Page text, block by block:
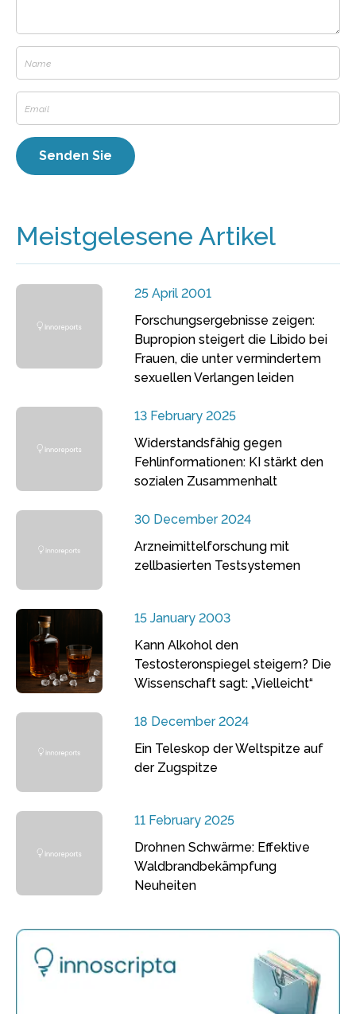
Meistgelesene Artikel
25 April 2001
Forschungsergebnisse zeigen:
Bupropion steigert die Libido bei
Frauen, die unter vermindertem
sexuellen Verlangen leiden
13 February 2025
Widerstandsfähig gegen
Fehlinformationen: KI stärkt den
sozialen Zusammenhalt
30 December 2024
Arzneimittelforschung mit
zellbasierten Testsystemen
15 January 2003
Kann Alkohol den
Testosteronspiegel steigern? Die
Wissenschaft sagt: „Vielleicht“
18 December 2024
Ein Teleskop der Weltspitze auf
der Zugspitze
11 February 2025
Drohnen Schwärme: Effektive
Waldbrandbekämpfung
Neuheiten